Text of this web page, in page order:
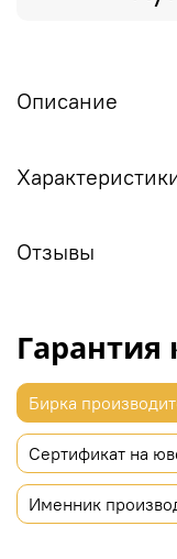
Описание
Отзывы
Гарантия
Бирка
Сертификат на
Именник